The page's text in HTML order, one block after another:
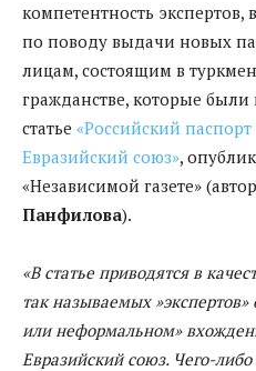
компетентность
по поводу выдачи новых
лицам, состоящим в
гражданстве, которые
статье «Российский паспорт
Евразийский союз»,
«Независимой газете»
Панфилова).
«В статье приводятся в
так называемых
или неформальном»
Евразийский союз. Чего-